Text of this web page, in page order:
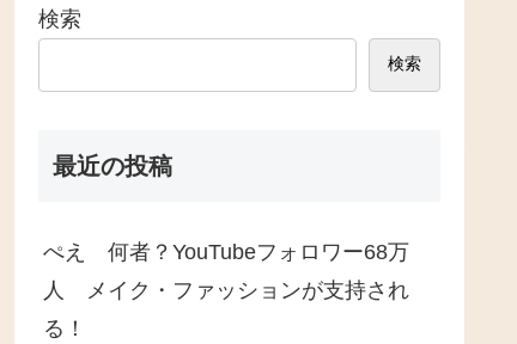
検索
検索
最近の投稿
ぺえ 何者？YouTubeフォロワー68万
人 メイク・ファッションが支持され
る！